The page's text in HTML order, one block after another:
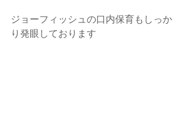
ジョーフィッシュの口内保育もしっか
り発眼しております